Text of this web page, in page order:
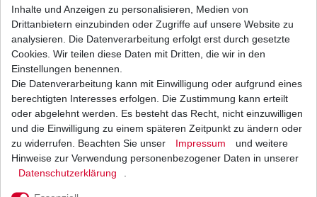
Filter
Luftfilter Hiflo Suzuki GSX-R 600 AD3112 1997 -
2000
UVP 28,11 € 22,95 € *
1 Stück | 22,95 € / Stück
inkl. ges. MwSt. zzgl.
Inhalte und Anzeigen zu personalisieren, Medien von
Drittanbietern einzubinden oder Zugriffe auf unsere Website zu
analysieren. Die Datenverarbeitung erfolgt erst durch gesetzte
Cookies. Wir teilen diese Daten mit Dritten, die wir in den
Einstellungen benennen.
Die Datenverarbeitung kann mit Einwilligung oder aufgrund eines
berechtigten Interesses erfolgen. Die Zustimmung kann erteilt
oder abgelehnt werden. Es besteht das Recht, nicht einzuwilligen
und die Einwilligung zu einem späteren Zeitpunkt zu ändern oder
zu widerrufen. Beachten Sie unser
Impressum
und weitere
Hinweise zur Verwendung personenbezogener Daten in unserer
Daten­schutz­erklärung